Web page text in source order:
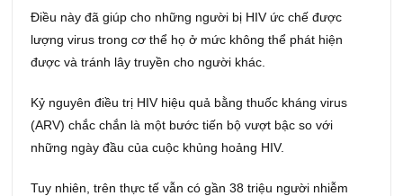
Điều này đã giúp cho những người bị HIV ức chế được
lượng virus trong cơ thể họ ở mức không thể phát hiện
được và tránh lây truyền cho người khác.
Kỷ nguyên điều trị HIV hiệu quả bằng thuốc kháng virus
(ARV) chắc chắn là một bước tiến bộ vượt bậc so với
những ngày đầu của cuộc khủng hoảng HIV.
Tuy nhiên, trên thực tế vẫn có gần 38 triệu người nhiễm